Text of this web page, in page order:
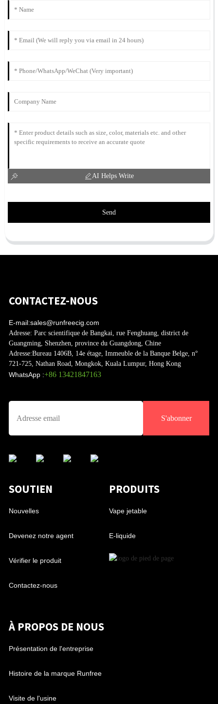
AI Helps Write
Send
CONTACTEZ-NOUS
E-mail:sales@runfreecig.com
Adresse: Parc scientifique de Bangkai, rue Fenghuang, district de
Guangming, Shenzhen, province du Guangdong, Chine
Adresse:Bureau 1406B, 14e étage, Immeuble de la Banque Belge, n°
721-725, Nathan Road, Mongkok, Kuala Lumpur, Hong Kong
WhatsApp :+86 13421847163
S'abonner
SOUTIEN
Nouvelles
Devenez notre agent
Vérifier le produit
Contactez-nous
PRODUITS
Vape jetable
E-liquide
À PROPOS DE NOUS
Présentation de l'entreprise
Histoire de la marque Runfree
Visite de l'usine